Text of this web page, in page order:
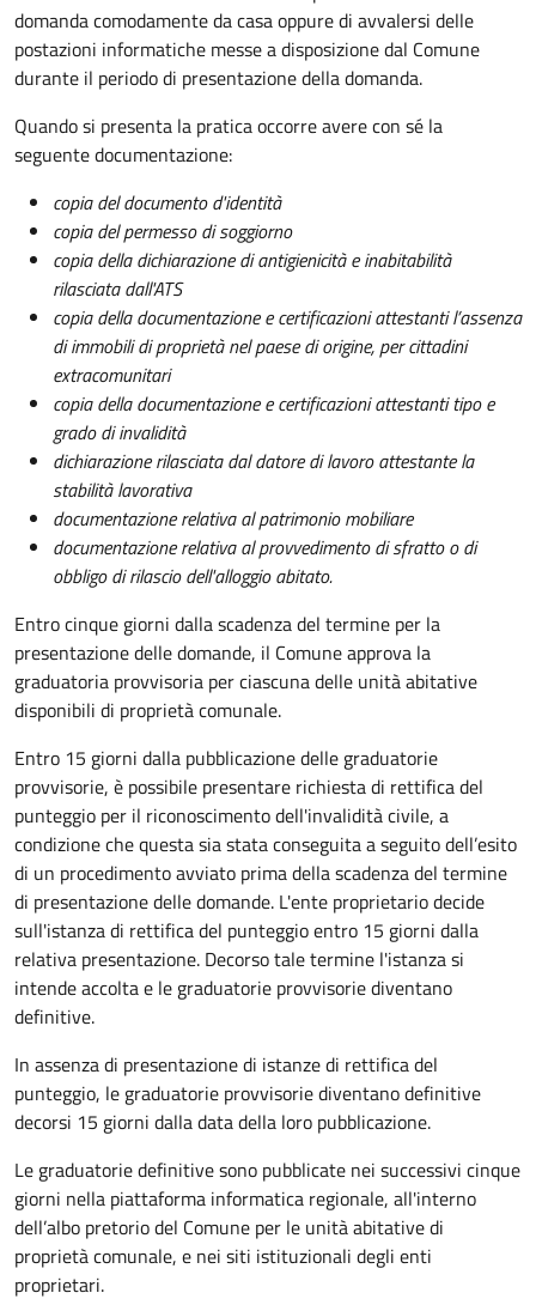
domanda comodamente da casa oppure di avvalersi delle
postazioni informatiche messe a disposizione dal Comune
durante il periodo di presentazione della domanda.
Quando si presenta la pratica occorre avere con sé la
seguente documentazione:
copia del documento d'identità
copia del permesso di soggiorno
copia della dichiarazione di antigienicità e inabitabilità
rilasciata dall'ATS
copia della documentazione e certificazioni attestanti l’assenza
di immobili di proprietà nel paese di origine, per cittadini
extracomunitari
copia della documentazione e certificazioni attestanti tipo e
grado di invalidità
dichiarazione rilasciata dal datore di lavoro attestante la
stabilità lavorativa
documentazione relativa al patrimonio mobiliare
documentazione relativa al provvedimento di sfratto o di
obbligo di rilascio dell'alloggio abitato.
Entro cinque giorni dalla scadenza del termine per la
presentazione delle domande, il Comune approva la
graduatoria provvisoria per ciascuna delle unità abitative
disponibili di proprietà comunale.
Entro 15 giorni dalla pubblicazione delle graduatorie
provvisorie, è possibile presentare richiesta di rettifica del
punteggio per il riconoscimento dell'invalidità civile, a
condizione che questa sia stata conseguita a seguito dell’esito
di un procedimento avviato prima della scadenza del termine
di presentazione delle domande. L'ente proprietario decide
sull'istanza di rettifica del punteggio entro 15 giorni dalla
relativa presentazione. Decorso tale termine l'istanza si
intende accolta e le graduatorie provvisorie diventano
definitive.
In assenza di presentazione di istanze di rettifica del
punteggio, le graduatorie provvisorie diventano definitive
decorsi 15 giorni dalla data della loro pubblicazione.
Le graduatorie definitive sono pubblicate nei successivi cinque
giorni nella piattaforma informatica regionale, all'interno
dell’albo pretorio del Comune per le unità abitative di
proprietà comunale, e nei siti istituzionali degli enti
proprietari.